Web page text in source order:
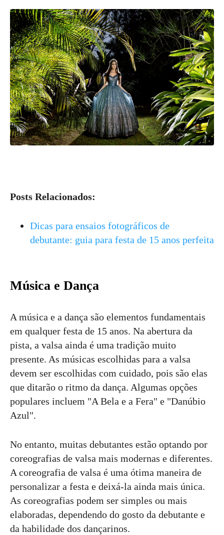
Posts Relacionados:
Dicas para ensaios fotográficos de
debutante: guia para festa de 15 anos perfeita
Música e Dança
A música e a dança são elementos fundamentais
em qualquer festa de 15 anos. Na abertura da
pista, a valsa ainda é uma tradição muito
presente. As músicas escolhidas para a valsa
devem ser escolhidas com cuidado, pois são elas
que ditarão o ritmo da dança. Algumas opções
populares incluem "A Bela e a Fera" e "Danúbio
Azul".
No entanto, muitas debutantes estão optando por
coreografias de valsa mais modernas e diferentes.
A coreografia de valsa é uma ótima maneira de
personalizar a festa e deixá-la ainda mais única.
As coreografias podem ser simples ou mais
elaboradas, dependendo do gosto da debutante e
da habilidade dos dançarinos.